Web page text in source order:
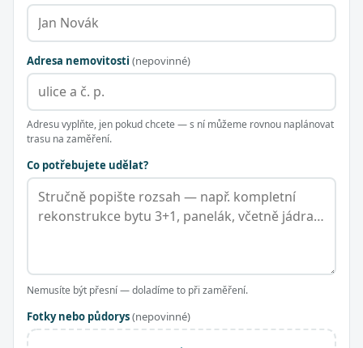
Adresa nemovitosti (nepovinné)
Adresu vyplňte, jen pokud chcete — s ní můžeme rovnou naplánovat
trasu na zaměření.
Co potřebujete udělat?
Nemusíte být přesní — doladíme to při zaměření.
Fotky nebo půdorys(nepovinné)